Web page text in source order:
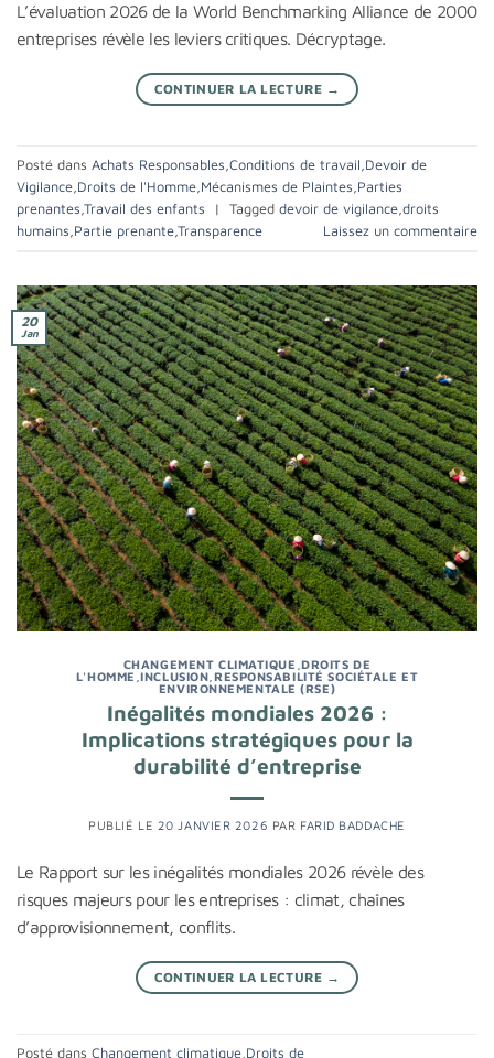
L’évaluation 2026 de la World Benchmarking Alliance de 2000
entreprises révèle les leviers critiques. Décryptage.
CONTINUER LA LECTURE →
Posté dans Achats Responsables Conditions de travail Devoir de
Vigilance Droits de l'Homme Mécanismes de Plaintes Parties
prenantes Travail des enfants | Tagged devoir de vigilance droits
humains Partie prenante Transparence Laissez un commentaire
20
Jan
CHANGEMENT CLIMATIQUE ,DROITS DE
L'HOMME ,INCLUSION RESPONSABILITÉ SOCIÉTALE ET
ENVIRONNEMENTALE (RSE)
Inégalités mondiales 2026 :
Implications stratégiques pour la
durabilité d’entreprise
PUBLIÉ LE 20 JANVIER 2026 PAR FARID BADDACHE
Le Rapport sur les inégalités mondiales 2026 révèle des
risques majeurs pour les entreprises : climat, chaînes
d’approvisionnement, conflits.
CONTINUER LA LECTURE →
Posté dans Changement climatique Droits de